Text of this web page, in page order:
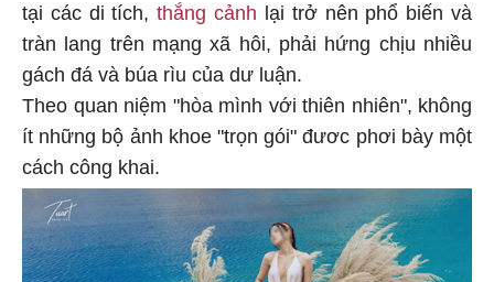
tại các di tích,thắng cảnh lại trở nên phổ biến và
tràn lang trên mạng xã hôi, phải hứng chịu nhiều
gách đá và búa rìu của dư luận.
Theo quan niệm "hòa mình với thiên nhiên", không
ít những bộ ảnh khoe "trọn gói" đươc phơi bày một
cách công khai.